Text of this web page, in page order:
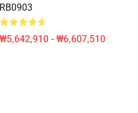
RB0903
₩5,642,910 - ₩6,607,510